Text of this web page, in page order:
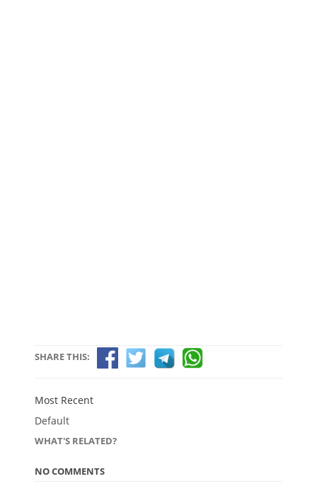
SHARE THIS:
Most Recent
Default
WHAT'S RELATED?
NO COMMENTS